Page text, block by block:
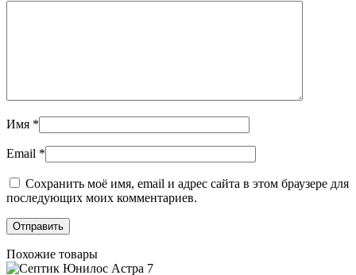
Имя *
Email *
Сохранить моё имя, email и адрес сайта в этом браузере для
последующих моих комментариев.
Похожие товары